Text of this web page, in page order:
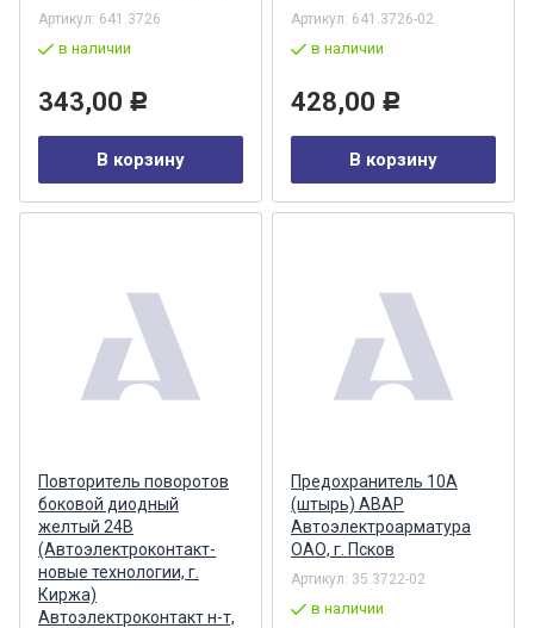
Артикул: 641.3726
в наличии
343,00 Р
В корзину
Артикул: 641.3726-02
в наличии
428,00 Р
В корзину
Повторитель поворотов
боковой диодный
желтый 24В
(Автоэлектроконтакт-
новые технологии, г.
Киржа)
Автоэлектроконтакт н-т,
Предохранитель 10А
(штырь) АВАР
Автоэлектроарматура
ОАО, г. Псков
Артикул: 35.3722-02
в наличии